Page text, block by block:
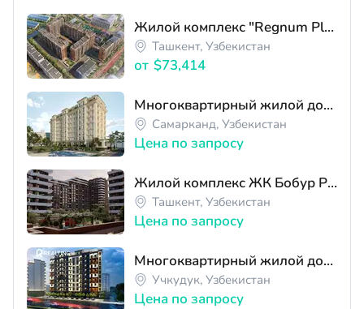
Жилой комплекс "Regnum Plaza"
Ташкент, Узбекистан
от $73,414
Многоквартирный жилой дом ЖК IKROM STROY INVEST
Самарканд, Узбекистан
Цена по запросу
Жилой комплекс ЖК Бобур Резиденс
Ташкент, Узбекистан
Цена по запросу
Многоквартирный жилой дом ЖК SIRIUS HOUSE
Учкудук, Узбекистан
Цена по запросу